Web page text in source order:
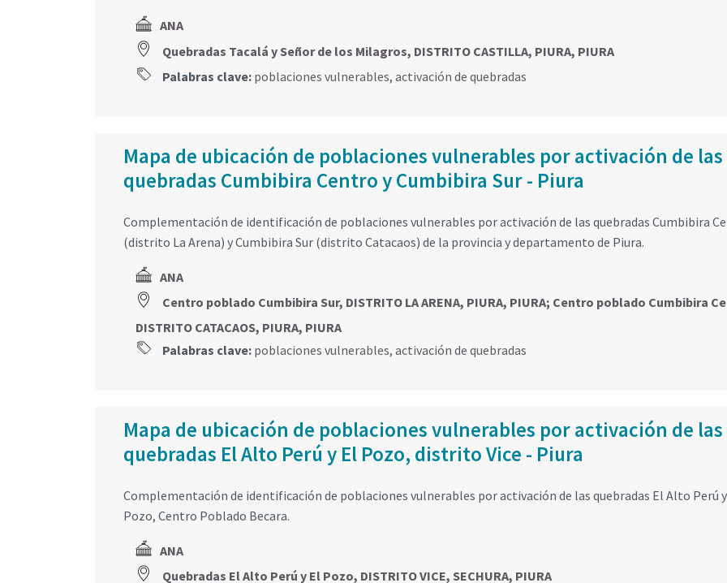
ANA
Quebradas Tacalá y Señor de los Milagros, DISTRITO CASTILLA, PIURA, PIURA
Palabras clave: poblaciones vulnerables, activación de quebradas
Mapa de ubicación de poblaciones vulnerables por activación de las
quebradas Cumbibira Centro y Cumbibira Sur - Piura
Complementación de identificación de poblaciones vulnerables por activación de las quebradas Cumbibira
(distrito La Arena) y Cumbibira Sur (distrito Catacaos) de la provincia y departamento de Piura.
ANA
Centro poblado Cumbibira Sur, DISTRITO LA ARENA, PIURA, PIURA; Centro poblado Cumbibira
DISTRITO CATACAOS, PIURA, PIURA
Palabras clave: poblaciones vulnerables, activación de quebradas
Mapa de ubicación de poblaciones vulnerables por activación de las
quebradas El Alto Perú y El Pozo, distrito Vice - Piura
Complementación de identificación de poblaciones vulnerables por activación de las quebradas El Alto Perú
Pozo, Centro Poblado Becara.
ANA
Quebradas El Alto Perú y El Pozo, DISTRITO VICE, SECHURA, PIURA